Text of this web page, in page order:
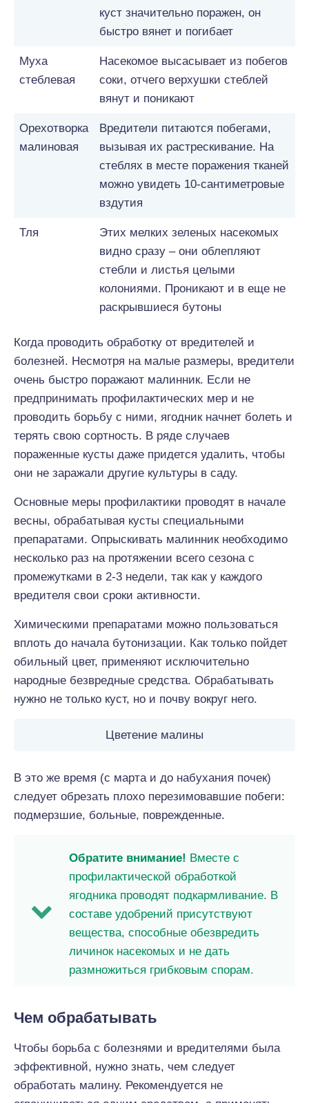
куст значительно поражен, он
быстро вянет и погибает
Муха
стеблевая
Насекомое высасывает из побегов
соки, отчего верхушки стеблей
вянут и поникают
Орехотворка
малиновая
Вредители питаются побегами,
вызывая их растрескивание. На
стеблях в месте поражения тканей
можно увидеть 10-сантиметровые
вздутия
Тля
Этих мелких зеленых насекомых
видно сразу – они облепляют
стебли и листья целыми
колониями. Проникают и в еще не
раскрывшиеся бутоны
Когда проводить обработку от вредителей и
болезней. Несмотря на малые размеры, вредители
очень быстро поражают малинник. Если не
предпринимать профилактических мер и не
проводить борьбу с ними, ягодник начнет болеть и
терять свою сортность. В ряде случаев
пораженные кусты даже придется удалить, чтобы
они не заражали другие культуры в саду.
Основные меры профилактики проводят в начале
весны, обрабатывая кусты специальными
препаратами. Опрыскивать малинник необходимо
несколько раз на протяжении всего сезона с
промежутками в 2-3 недели, так как у каждого
вредителя свои сроки активности.
Химическими препаратами можно пользоваться
вплоть до начала бутонизации. Как только пойдет
обильный цвет, применяют исключительно
народные безвредные средства. Обрабатывать
нужно не только куст, но и почву вокруг него.
Цветение малины
В это же время (с марта и до набухания почек)
следует обрезать плохо перезимовавшие побеги:
подмерзшие, больные, поврежденные.
Обратите внимание! Вместе с
профилактической обработкой
ягодника проводят подкармливание. В
составе удобрений присутствуют
вещества, способные обезвредить
личинок насекомых и не дать
размножиться грибковым спорам.
Чем обрабатывать
Чтобы борьба с болезнями и вредителями была
эффективной, нужно знать, чем следует
обработать малину. Рекомендуется не